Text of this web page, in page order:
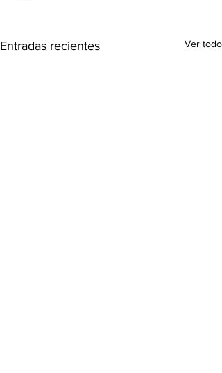
Entradas recientes Ver todo